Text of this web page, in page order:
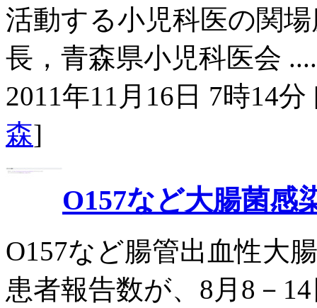
活動する小児科医の関
長，青森県小児科医会
2011年11月16日 7時14分
森]
O157など大腸菌感
O157など腸管出血性大
患者報告数が、8月8－